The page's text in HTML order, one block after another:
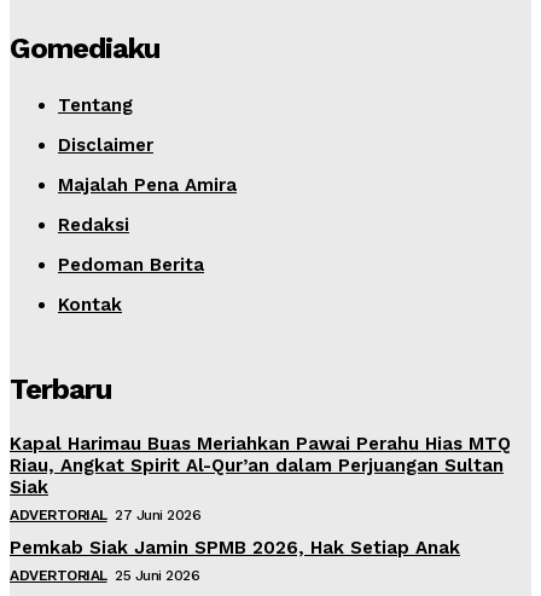
Gomediaku
Tentang
Disclaimer
Majalah Pena Amira
Redaksi
Pedoman Berita
Kontak
Terbaru
Kapal Harimau Buas Meriahkan Pawai Perahu Hias MTQ
Riau, Angkat Spirit Al-Qur’an dalam Perjuangan Sultan
Siak
ADVERTORIAL 27 Juni 2026
Pemkab Siak Jamin SPMB 2026, Hak Setiap Anak
ADVERTORIAL 25 Juni 2026